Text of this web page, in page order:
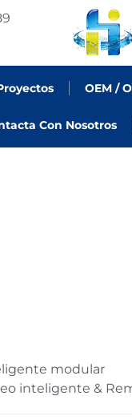
OEM /
Con Nosotros
modular
inteligente &